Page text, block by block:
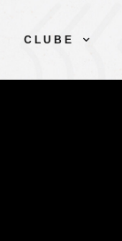
CLUBE